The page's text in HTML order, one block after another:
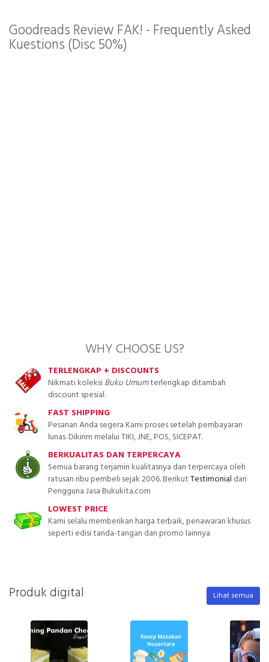
Goodreads Review FAK! - Frequently Asked
Kuestions (Disc 50%)
WHY CHOOSE US?
TERLENGKAP + DISCOUNTS
Nikmati koleksiBuku Umumterlengkap ditambah
discount spesial.
FAST SHIPPING
Pesanan Anda segera Kami proses setelah pembayaran
lunas. Dikirim melalui TIKI, JNE, POS, SICEPAT.
BERKUALITAS DAN TERPERCAYA
Semua barang terjamin kualitasnya dan terpercaya oleh
ratusan ribu pembeli sejak 2006. BerikutTestimonial dari
Pengguna Jasa Bukukita.com
LOWEST PRICE
Kami selalu memberikan harga terbaik, penawaran khusus
seperti edisi tanda-tangan dan promo lainnya
Produk digital Lihat semua